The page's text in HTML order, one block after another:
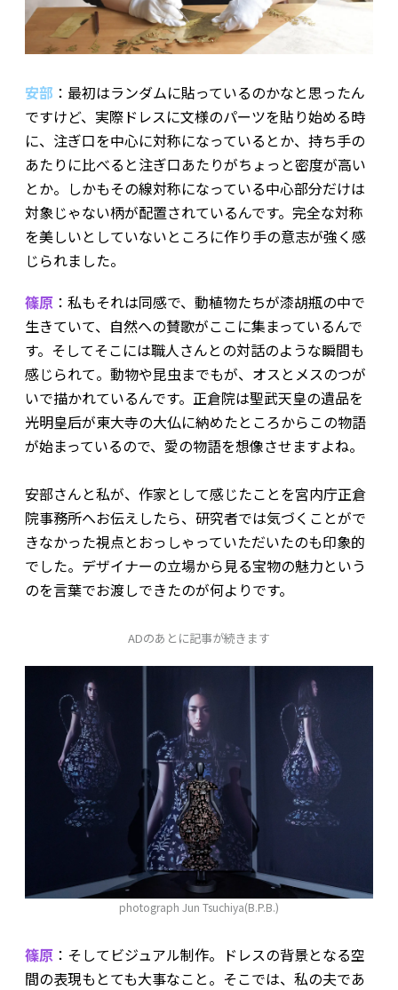
安部 ：最初はランダムに貼っているのかなと思ったん
ですけど、実際ドレスに文様のパーツを貼り始める時
に、注ぎ口を中心に対称になっているとか、持ち手の
あたりに比べると注ぎ口あたりがちょっと密度が高い
とか。しかもその線対称になっている中心部分だけは
対象じゃない柄が配置されているんです。完全な対称
を美しいとしていないところに作り手の意志が強く感
じられました。
篠原：私もそれは同感で、動植物たちが漆胡瓶の中で
生きていて、自然への賛歌がここに集まっているんで
す。そしてそこには職人さんとの対話のような瞬間も
感じられて。動物や昆虫までもが、オスとメスのつが
いで描かれているんです。正倉院は聖武天皇の遺品を
光明皇后が東大寺の大仏に納めたところからこの物語
が始まっているので、愛の物語を想像させますよね。
安部さんと私が、作家として感じたことを宮内庁正倉
院事務所へお伝えしたら、研究者では気づくことがで
きなかった視点とおっしゃっていただいたのも印象的
でした。デザイナーの立場から見る宝物の魅力という
のを言葉でお渡しできたのが何よりです。
ADのあとに記事が続きます
photograph Jun Tsuchiya(B.P.B.)
篠原：そしてビジュアル制作。ドレスの背景となる空
間の表現もとても大事なこと。そこでは、私の夫であ